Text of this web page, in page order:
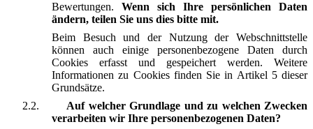
Bewertungen.Wenn sich Ihre persönlichen Daten
ändern, teilen Sie uns dies bitte mit.
Beim Besuch und der Nutzung der Webschnittstelle
können auch einige personenbezogene Daten durch
Cookies erfasst und gespeichert werden. Weitere
Informationen zu Cookies finden Sie in Artikel 5 dieser
Grundsätze.
2.2.
Auf welcher Grundlage und zu welchen Zwecken
verarbeiten wir Ihre personenbezogenen Daten?